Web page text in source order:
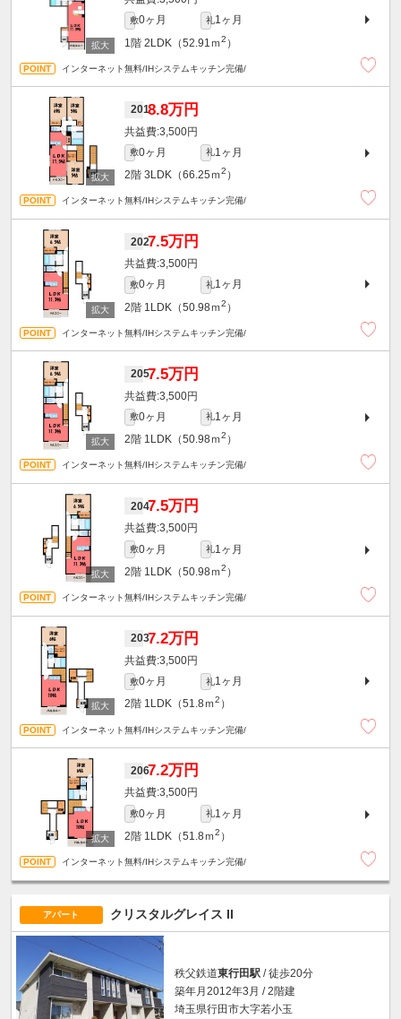
敷0ヶ月 礼1ヶ月
1階 2LDK（52.91ｍ2 ）
インターネット無料/IHシステムキッチン完備/
2018.8万円
3,500円
敷0ヶ月 礼1ヶ月
2階 3LDK（66.25ｍ2 ）
インターネット無料/IHシステムキッチン完備/
2027.5万円
3,500円
敷0ヶ月 礼1ヶ月
2階 1LDK（50.98ｍ2 ）
インターネット無料/IHシステムキッチン完備/
2057.5万円
3,500円
敷0ヶ月 礼1ヶ月
2階 1LDK（50.98ｍ2 ）
インターネット無料/IHシステムキッチン完備/
2047.5万円
3,500円
敷0ヶ月 礼1ヶ月
2階 1LDK（50.98ｍ2 ）
インターネット無料/IHシステムキッチン完備/
2037.2万円
3,500円
敷0ヶ月 礼1ヶ月
2階 1LDK（51.8ｍ2 ）
インターネット無料/IHシステムキッチン完備/
2067.2万円
3,500円
敷0ヶ月 礼1ヶ月
2階 1LDK（51.8ｍ2 ）
インターネット無料/IHシステムキッチン完備/
アパート クリスタルグレイス II
秩父鉄道東行田駅 / 徒歩20分
築年月2012年3月 / 2階建
埼玉県行田市大字若小玉